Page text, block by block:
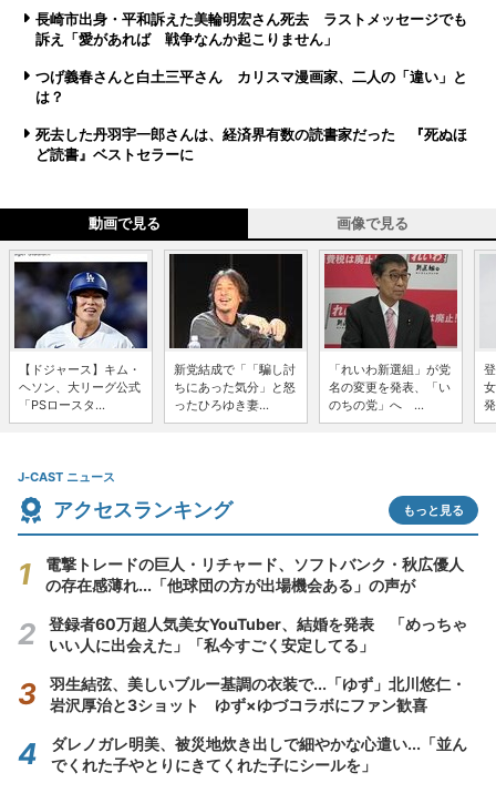
長崎市出身・平和訴えた美輪明宏さん死去 ラストメッセージでも
訴え「愛があれば 戦争なんか起こりません」
つげ義春さんと白土三平さん カリスマ漫画家、二人の「違い」と
は？
死去した丹羽宇一郎さんは、経済界有数の読書家だった 『死ぬほ
ど読書』ベストセラーに
動画で見る 画像で見る
【ドジャース】キム・
ヘソン、大リーグ公式
「PSロースタ...
新党結成で「「騙し討
ちにあった気分」と怒
ったひろゆき妻...
「れいわ新選組」が党
名の変更を発表、「い
のちの党」へ ...
J-CAST ニュース
アクセスランキング もっと見る
電撃トレードの巨人・リチャード、ソフトバンク・秋広優人
の存在感薄れ...「他球団の方が出場機会ある」の声が
登録者60万超人気美女YouTuber、結婚を発表 「めっちゃ
いい人に出会えた」「私今すごく安定してる」
羽生結弦、美しいブルー基調の衣装で...「ゆず」北川悠仁・
岩沢厚治と3ショット ゆず×ゆづコラボにファン歓喜
ダレノガレ明美、被災地炊き出しで細やかな心遣い...「並ん
でくれた子やとりにきてくれた子にシールを」